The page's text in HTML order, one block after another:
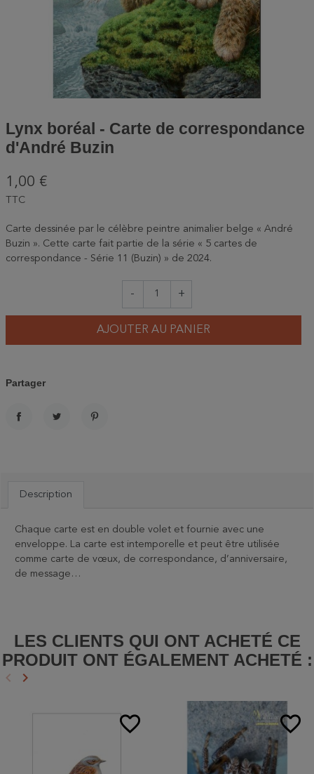
Lynx boréal - Carte de correspondance
d'André Buzin
1,00 €
TTC
Carte dessinée par le célèbre peintre animalier belge « André
Buzin ». Cette carte fait partie de la série « 5 cartes de
correspondance - Série 11 (Buzin) » de 2024.
- +
AJOUTER AU PANIER
Partager
Description
Chaque carte est en double volet et fournie avec une
enveloppe. La carte est intemporelle et peut être utilisée
comme carte de vœux, de correspondance, d’anniversaire,
de message…
LES CLIENTS QUI ONT ACHETÉ CE
PRODUIT ONT ÉGALEMENT ACHETÉ :
Précédent
keyboard_arrow_left Suivant
keyboard_arrow_right
favorite_border favorite_border